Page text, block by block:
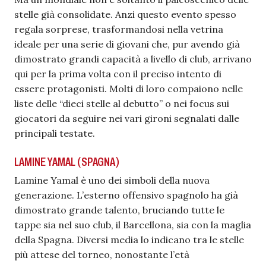
stelle già consolidate. Anzi questo evento spesso
regala sorprese, trasformandosi nella vetrina
ideale per una serie di giovani che, pur avendo già
dimostrato grandi capacità a livello di club, arrivano
qui per la prima volta con il preciso intento di
essere protagonisti. Molti di loro compaiono nelle
liste delle “dieci stelle al debutto” o nei focus sui
giocatori da seguire nei vari gironi segnalati dalle
principali testate.
LAMINE YAMAL (SPAGNA)
Lamine Yamal è uno dei simboli della nuova
generazione. L’esterno offensivo spagnolo ha già
dimostrato grande talento, bruciando tutte le
tappe sia nel suo club, il Barcellona, sia con la maglia
della Spagna. Diversi media lo indicano tra le stelle
più attese del torneo, nonostante l’età